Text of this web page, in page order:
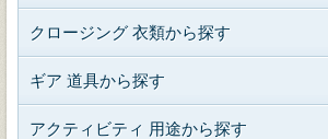
クロージング 衣類から探す
ギア 道具から探す
アクティビティ 用途から探す